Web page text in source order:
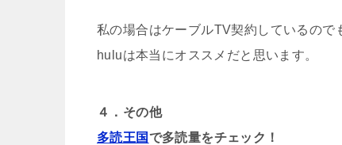
私の場合はケーブルTV契約しているの
huluは本当にオススメだと思います。
４．その他
多読王国で多読量をチェック！